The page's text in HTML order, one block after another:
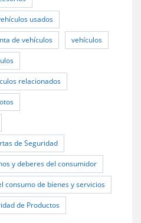
usados
de vehículos vehículos
relacionados
de Seguridad
y deberes del consumidor
consumo de bienes y servicios
de Productos